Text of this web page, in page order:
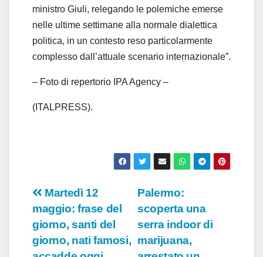
ministro Giuli, relegando le polemiche emerse
nelle ultime settimane alla normale dialettica
politica, in un contesto reso particolarmente
complesso dall’attuale scenario internazionale”.
– Foto di repertorio IPA Agency –
(ITALPRESS).
Navigazione
articoli
Palermo:
scoperta una
serra indoor di
marijuana,
Martedì 12
maggio: frase del
giorno, santi del
giorno, nati famosi,